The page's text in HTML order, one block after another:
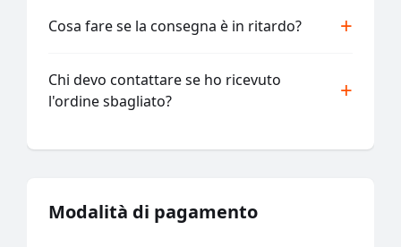
Cosa fare se la consegna è in ritardo?
Chi devo contattare se ho ricevuto
l'ordine sbagliato?
Modalità di pagamento